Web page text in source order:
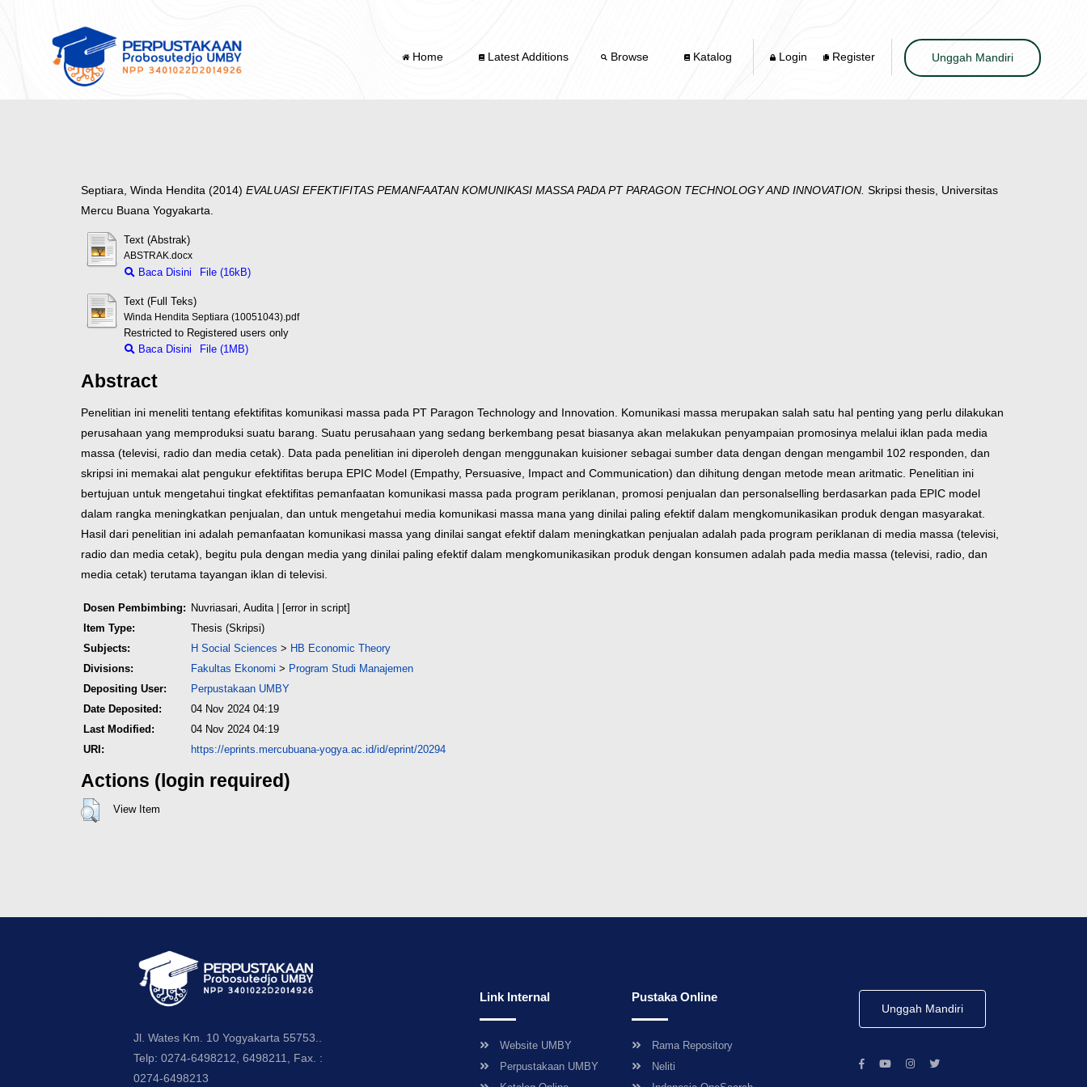
Home Latest Additions Browse Katalog Login Register Unggah Mandiri
Septiara, Winda Hendita (2014) EVALUASI EFEKTIFITAS PEMANFAATAN KOMUNIKASI MASSA PADA PT PARAGON TECHNOLOGY AND INNOVATION. Skripsi thesis, Universitas
Mercu Buana Yogyakarta.
Text (Abstrak)
ABSTRAK.docx
Baca Disini File (16kB)
Text (Full Teks)
Winda Hendita Septiara (10051043).pdf
Restricted to Registered users only
Baca Disini
File (1MB)
Abstract
Penelitian ini meneliti tentang efektifitas komunikasi massa pada PT Paragon Technology and Innovation. Komunikasi massa merupakan salah satu hal penting yang perlu dilakukan
perusahaan yang memproduksi suatu barang. Suatu perusahaan yang sedang berkembang pesat biasanya akan melakukan penyampaian promosinya melalui iklan pada media
massa (televisi, radio dan media cetak). Data pada penelitian ini diperoleh dengan menggunakan kuisioner sebagai sumber data dengan dengan mengambil 102 responden, dan
skripsi ini memakai alat pengukur efektifitas berupa EPIC Model (Empathy, Persuasive, Impact and Communication) dan dihitung dengan metode mean aritmatic. Penelitian ini
bertujuan untuk mengetahui tingkat efektifitas pemanfaatan komunikasi massa pada program periklanan, promosi penjualan dan personalselling berdasarkan pada EPIC model
dalam rangka meningkatkan penjualan, dan untuk mengetahui media komunikasi massa mana yang dinilai paling efektif dalam mengkomunikasikan produk dengan masyarakat.
Hasil dari penelitian ini adalah pemanfaatan komunikasi massa yang dinilai sangat efektif dalam meningkatkan penjualan adalah pada program periklanan di media massa (televisi,
radio dan media cetak), begitu pula dengan media yang dinilai paling efektif dalam mengkomunikasikan produk dengan konsumen adalah pada media massa (televisi, radio, dan
media cetak) terutama tayangan iklan di televisi.
Dosen Pembimbing: Nuvriasari, Audita| [error in script]
Item Type:
Thesis (Skripsi)
Subjects:
H Social Sciences > HB Economic Theory
Divisions:
Fakultas Ekonomi > Program Studi Manajemen
Depositing User:
Perpustakaan UMBY
Date Deposited:
04 Nov 2024 04:19
Last Modified:
04 Nov 2024 04:19
URI:
https://eprints.mercubuana-yogya.ac.id/id/eprint/20294
Actions (login required)
View Item
Jl. Wates Km. 10 Yogyakarta 55753..
Telp: 0274-6498212, 6498211, Fax. :
0274-6498213
Link Internal
Website UMBY
Perpustakaan UMBY
Pustaka Online
Rama Repository
Neliti
Unggah Mandiri